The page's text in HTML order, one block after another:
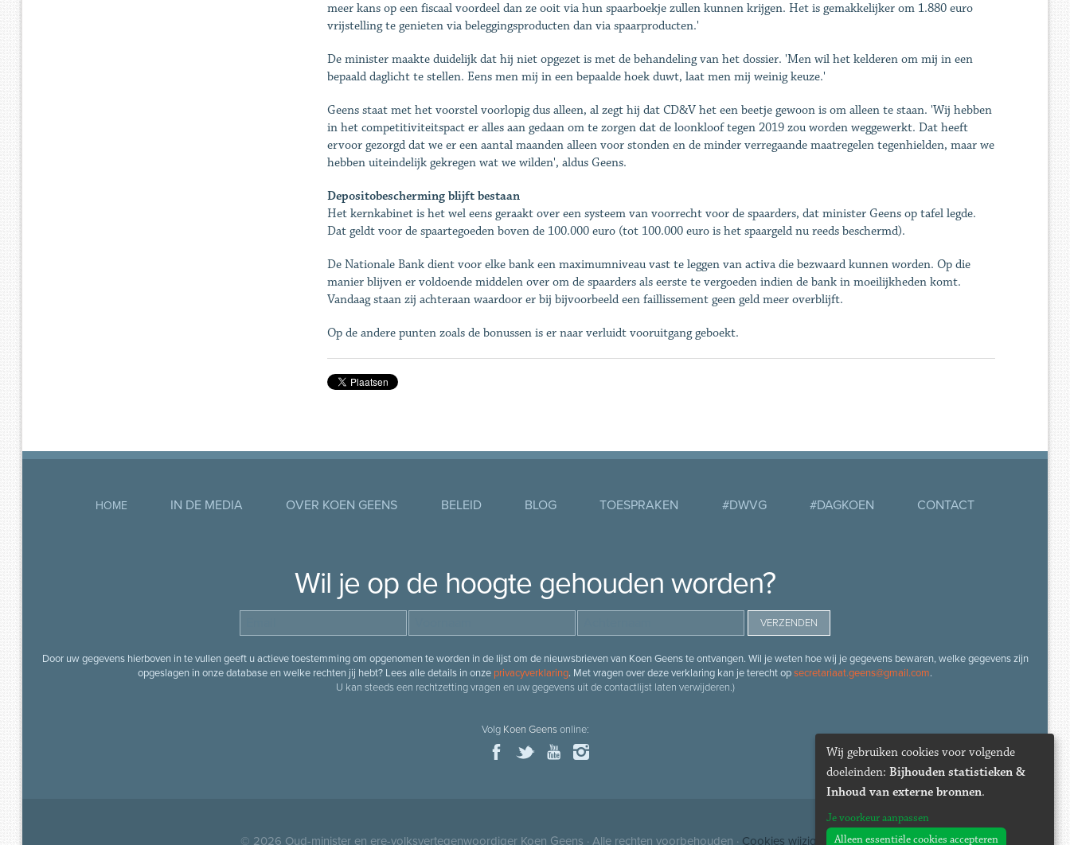
meer kans op een fiscaal voordeel dan ze ooit via hun spaarboekje zullen kunnen krijgen. Het is gemakkelijker om 1.880 euro
vrijstelling te genieten via beleggingsproducten dan via spaarproducten.'
De minister maakte duidelijk dat hij niet opgezet is met de behandeling van het dossier. 'Men wil het kelderen om mij in een
bepaald daglicht te stellen. Eens men mij in een bepaalde hoek duwt, laat men mij weinig keuze.'
Geens staat met het voorstel voorlopig dus alleen, al zegt hij dat CD&V het een beetje gewoon is om alleen te staan. 'Wij hebben
in het competitiviteitspact er alles aan gedaan om te zorgen dat de loonkloof tegen 2019 zou worden weggewerkt. Dat heeft
ervoor gezorgd dat we er een aantal maanden alleen voor stonden en de minder verregaande maatregelen tegenhielden, maar we
hebben uiteindelijk gekregen wat we wilden', aldus Geens.
Depositobescherming blijft bestaan
Het kernkabinet is het wel eens geraakt over een systeem van voorrecht voor de spaarders, dat minister Geens op tafel legde.
Dat geldt voor de spaartegoeden boven de 100.000 euro (tot 100.000 euro is het spaargeld nu reeds beschermd).
De Nationale Bank dient voor elke bank een maximumniveau vast te leggen van activa die bezwaard kunnen worden. Op die
manier blijven er voldoende middelen over om de spaarders als eerste te vergoeden indien de bank in moeilijkheden komt.
Vandaag staan zij achteraan waardoor er bij bijvoorbeeld een faillissement geen geld meer overblijft.
Op de andere punten zoals de bonussen is er naar verluidt vooruitgang geboekt.
HOME IN DE MEDIA OVER KOEN GEENS BELEID BLOG TOESPRAKEN #DWVG #DAGKOEN CONTACT
Wil je op de hoogte gehouden worden?
Door uw gegevens hierboven in te vullen geeft u actieve toestemming om opgenomen te worden in de lijst om de nieuwsbrieven van Koen Geens te ontvangen. Wil je weten hoe wij je gegevens bewaren, welke gegevens zijn
opgeslagen in onze database en welke rechten jij hebt? Lees alle details in onze privacyverklaring. Met vragen over deze verklaring kan je terecht opsecretariaat.geens@gmail.com.
U kan steeds een rechtzetting vragen en uw gegevens uit de contactlijst laten verwijderen.)
Volg Koen Geensonline:
© 2026 Oud-minister en ere-volksvertegenwoordiger Koen Geens · Alle rechten voorbehouden · Cookies wijzigen
Wij gebruiken cookies voor volgende
doeleinden: Bijhouden statistieken &
Inhoud van externe bronnen.
Je voorkeur aanpassen
Alleen essentiële cookies accepteren